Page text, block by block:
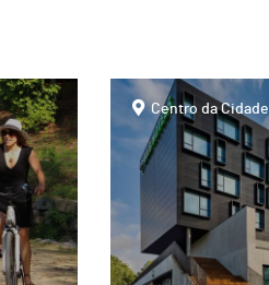
pageCentro da Cidade